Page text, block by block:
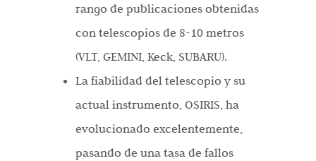
rango de publicaciones obtenidas
con telescopios de 8-10 metros
(VLT, GEMINI, Keck, SUBARU).
La fiabilidad del telescopio y su
actual instrumento, OSIRIS, ha
evolucionado excelentemente,
pasando de una tasa de fallos